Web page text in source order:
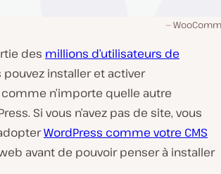
des millions d’utilisateurs de
pouvez installer et activer
n’importe quelle autre
Si vous n’avez pas de site, vous
WordPress comme votre CMS
avant de pouvoirpenserà installer